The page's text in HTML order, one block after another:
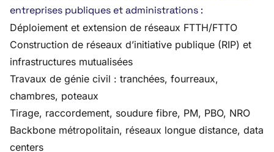
entreprises publiques et administrations :
Déploiement et extension de réseaux FTTH/FTTO
Construction de réseaux d’initiative publique (RIP) et
infrastructures mutualisées
Travaux de génie civil : tranchées, fourreaux,
chambres, poteaux
Tirage, raccordement, soudure fibre, PM, PBO, NRO
Backbone métropolitain, réseaux longue distance, data
centers